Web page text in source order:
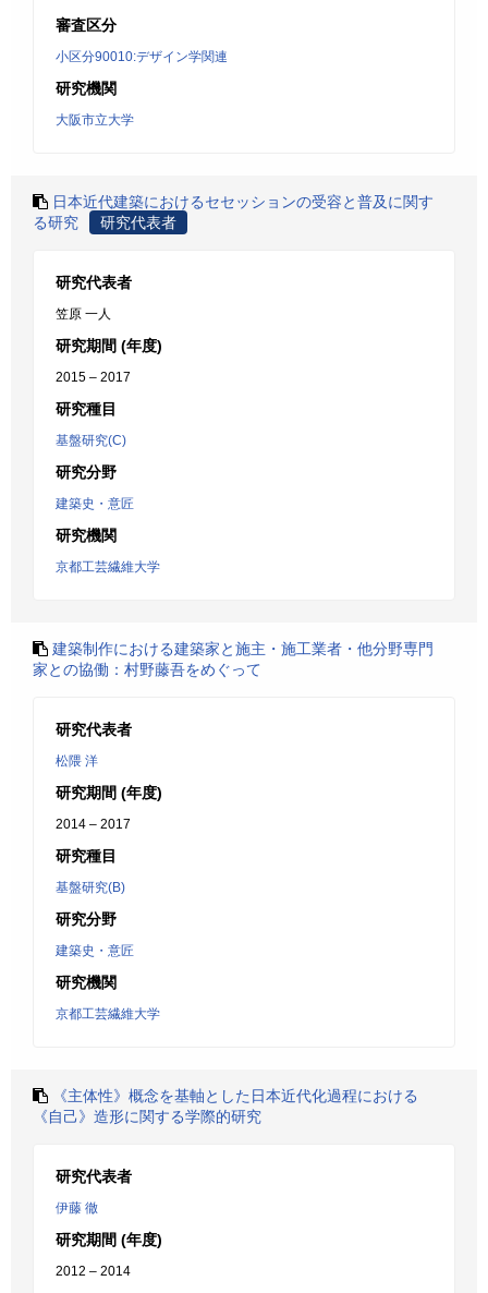
審査区分
小区分90010:デザイン学関連
研究機関
大阪市立大学
日本近代建築におけるセセッションの受容と普及に関す
る研究
研究代表者
研究代表者
笠原 一人
研究期間 (年度)
2015 – 2017
研究種目
基盤研究(C)
研究分野
建築史・意匠
研究機関
京都工芸繊維大学
建築制作における建築家と施主・施工業者・他分野専門
家との協働：村野藤吾をめぐって
研究代表者
松隈 洋
研究期間 (年度)
2014 – 2017
研究種目
基盤研究(B)
研究分野
建築史・意匠
研究機関
京都工芸繊維大学
《主体性》概念を基軸とした日本近代化過程における
《自己》造形に関する学際的研究
研究代表者
伊藤 徹
研究期間 (年度)
2012 – 2014